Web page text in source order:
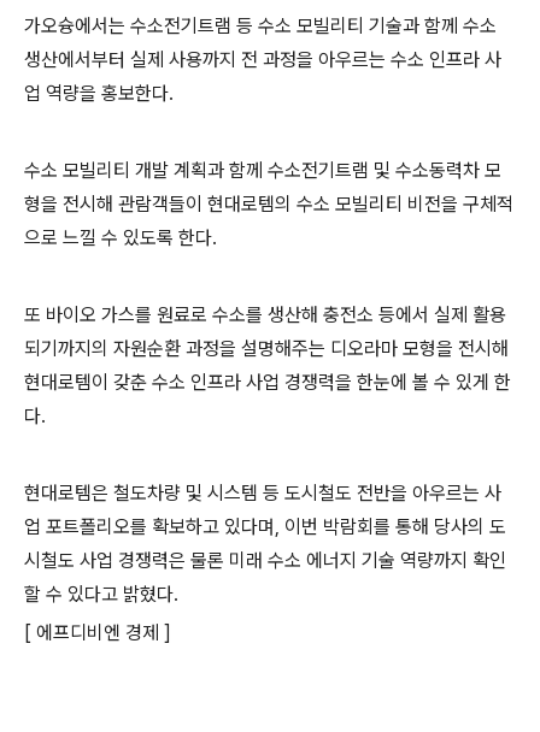
가오슝에서는 수소전기트램 등 수소 모빌리티 기술과 함께 수소
생산에서부터 실제 사용까지 전 과정을 아우르는 수소 인프라 사
업 역량을 홍보한다.
수소 모빌리티 개발 계획과 함께 수소전기트램 및 수소동력차 모
형을 전시해 관람객들이 현대로템의 수소 모빌리티 비전을 구체적
으로 느낄 수 있도록 한다.
또 바이오 가스를 원료로 수소를 생산해 충전소 등에서 실제 활용
되기까지의 자원순환 과정을 설명해주는 디오라마 모형을 전시해
현대로템이 갖춘 수소 인프라 사업 경쟁력을 한눈에 볼 수 있게 한
다.
현대로템은 철도차량 및 시스템 등 도시철도 전반을 아우르는 사
업 포트폴리오를 확보하고 있다며, 이번 박람회를 통해 당사의 도
시철도 사업 경쟁력은 물론 미래 수소 에너지 기술 역량까지 확인
할 수 있다고 밝혔다.
[ 에프디비엔 경제 ]